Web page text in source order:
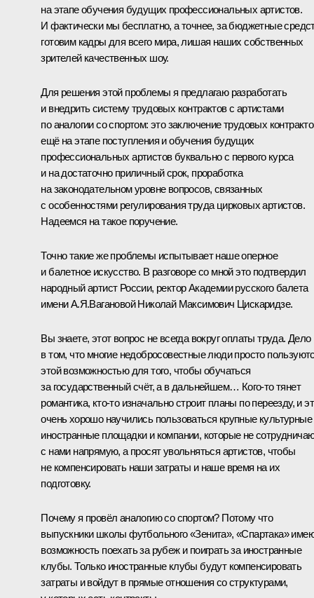
на этапе обучения будущих профессиональных артистов.
И фактически мы бесплатно, а точнее, за бюджетные
готовим кадры для всего мира, лишая наших собственных
зрителей качественных шоу.
Для решения этой проблемы я предлагаю разработать
и внедрить систему трудовых контрактов с артистами
по аналогии со спортом: это заключение трудовых
ещё на этапе поступления и обучения будущих
профессиональных артистов буквально с первого курса
и на достаточно приличный срок, проработка
на законодательном уровне вопросов, связанных
с особенностями регулирования труда цирковых артистов.
Надеемся на такое поручение.
Точно такие же проблемы испытывает наше оперное
и балетное искусство. В разговоре со мной это подтвердил
народный артист России, ректор Академии русского балета
имени А.Я.Вагановой Николай Максимович Цискаридзе.
Вы знаете, этот вопрос не всегда вокруг оплаты труда. Дело
в том, что многие недобросовестные люди просто
этой возможностью для того, чтобы обучаться
за государственный счёт, а в дальнейшем… Кого-то тянет
романтика, кто-то изначально строит планы по переезду, и
очень хорошо научились пользоваться крупные культурные
иностранные площадки и компании, которые не
с нами напрямую, а просят увольняться артистов, чтобы
не компенсировать наши затраты и наше время на их
подготовку.
Почему я провёл аналогию со спортом? Потому что
выпускники школы футбольного «Зенита», «Спартака»
возможность поехать за рубеж и поиграть за иностранные
клубы. Только иностранные клубы будут компенсировать
затраты и войдут в прямые отношения со структурами,